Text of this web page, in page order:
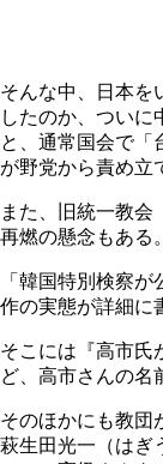
そんな中、日本を
したのか、ついに
と、通常国会で「
が野党から責め立
また、旧統一教会
再燃の懸念もある。
「韓国特別検察
作の実態が詳細に
そこには『高市氏
ど、高市さんの名
そのほかにも教団
萩生田光一（はぎ